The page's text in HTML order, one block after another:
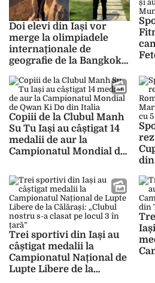
Doi elevi din Iași vor
merge la olimpiadele
internaționale de
geografie de la Bangkok
în
Copiii de la Clubul Manh
Su Tu Iași au câștigat 14
medalii de aur la
Campionatul Mondial de
Trei sportivi din Iași au
câștigat medalii la
Campionatul Național de
Lupte Libere de la